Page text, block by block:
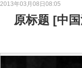
2013年03月08日08:05
原标题 [中